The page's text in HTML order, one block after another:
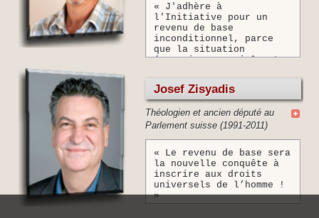
« J'adhère à
l'Initiative pour un
revenu de base
inconditionnel, parce
que la situation
économique, sociale et
changé en profondeur. Il
n'est plus possible de
continuer avec les
solutions d'il y a 40
ans. Nous devons établir
d'autres paramètres pour
jouissance des biens
(pas seulement de
consommation), ainsi que
pour les assurances
sociales et pour le
Josef Zisyadis
Théologien et ancien député au
Parlement suisse (1991-2011)
« Le revenu de base sera
la nouvelle conquête à
inscrire aux droits
universels de l’homme !
»